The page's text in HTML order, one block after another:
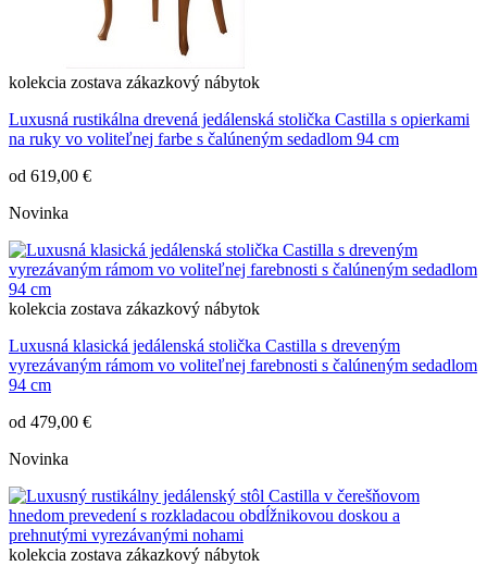
kolekcia zostava zákazkový nábytok
Luxusná rustikálna drevená jedálenská stolička Castilla s opierkami
na ruky vo voliteľnej farbe s čalúneným sedadlom 94 cm
od 619,00 €
Novinka
kolekcia zostava zákazkový nábytok
Luxusná klasická jedálenská stolička Castilla s dreveným
vyrezávaným rámom vo voliteľnej farebnosti s čalúneným sedadlom
94 cm
od 479,00 €
Novinka
kolekcia zostava zákazkový nábytok